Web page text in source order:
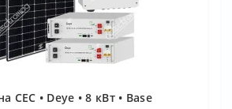
СЕС • Deye • 8 кВт • Base